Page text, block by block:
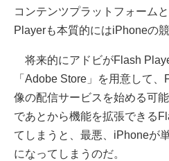
コンテンツプラットフォーム
Playerも本質的にはiPhoneの
将来的にアドビがFlash
「Adobe Store」を用意して
像の配信サービスを始める可
であとから機能を拡張できる
てしまうと、最悪、iPhoneが
になってしまうのだ。